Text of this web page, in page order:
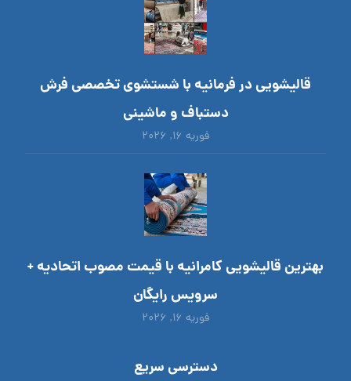
قالیشویی در فرمانیه با شستشوی تخصصی فرش
دستباف و ماشینی
فوریه ۱۶, ۲۰۲۶
بهترین قالیشویی کامرانیه با قیمت مصوب اتحادیه +
سرویس رایگان
فوریه ۱۶, ۲۰۲۶
دسترسی سریع